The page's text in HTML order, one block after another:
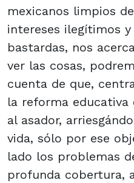
mexicanos limpios
intereses ilegítimos
bastardas, nos
ver las cosas,
cuenta de que,
la reforma educativa
al asador,
vida, sólo por ese
lado los problemas
profunda cobertura,